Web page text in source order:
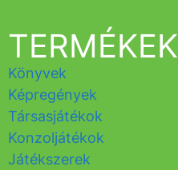
TERMÉKEK
Könyvek
Képregények
Társasjátékok
Konzoljátékok
Játékszerek